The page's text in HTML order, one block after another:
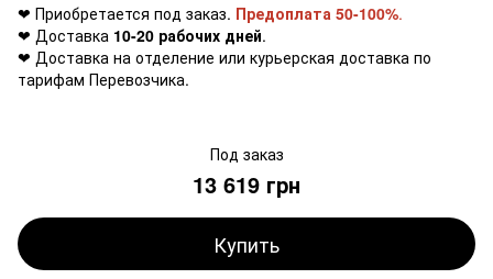
❤ Приобретается под заказ. Предоплата 50-100%.
❤ Доставка 10-20 рабочих дней.
❤ Доставка на отделение или курьерская доставка по
тарифам Перевозчика.
Под заказ
13 619 грн
Купить